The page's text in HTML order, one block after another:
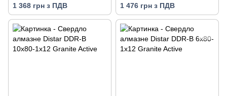
1 368 грн з ПДВ 1 476 грн з ПДВ